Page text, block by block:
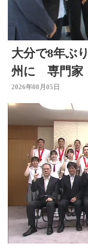
大分で8年ぶ
州に 専門家
ョン必要」
2026年08月05日